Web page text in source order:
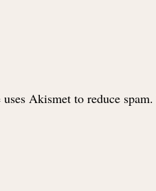
Akismet to reduce spam.